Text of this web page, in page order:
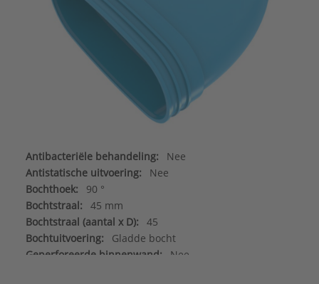
Antibacteriële behandeling:
Nee
Antistatische uitvoering:
Nee
Bochthoek:
90 °
Bochtstraal:
45 mm
Bochtstraal (aantal x D):
45
Bochtuitvoering:
Gladde bocht
Geperforeerde binnenwand:
Nee